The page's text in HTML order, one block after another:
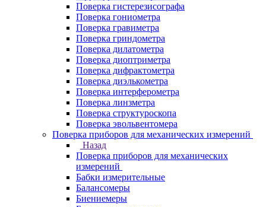
Поверка гистерезисографа
Поверка гониометра
Поверка гравиметра
Поверка гриндометра
Поверка дилатометра
Поверка диоптриметра
Поверка дифрактометра
Поверка диэлькометра
Поверка интерферометра
Поверка линзметра
Поверка структуроскопа
Поверка эвольвентомера
Поверка приборов для механических измерений
Назад
Поверка приборов для механических
измерений
Бабки измерительные
Балансомеры
Биениемеры